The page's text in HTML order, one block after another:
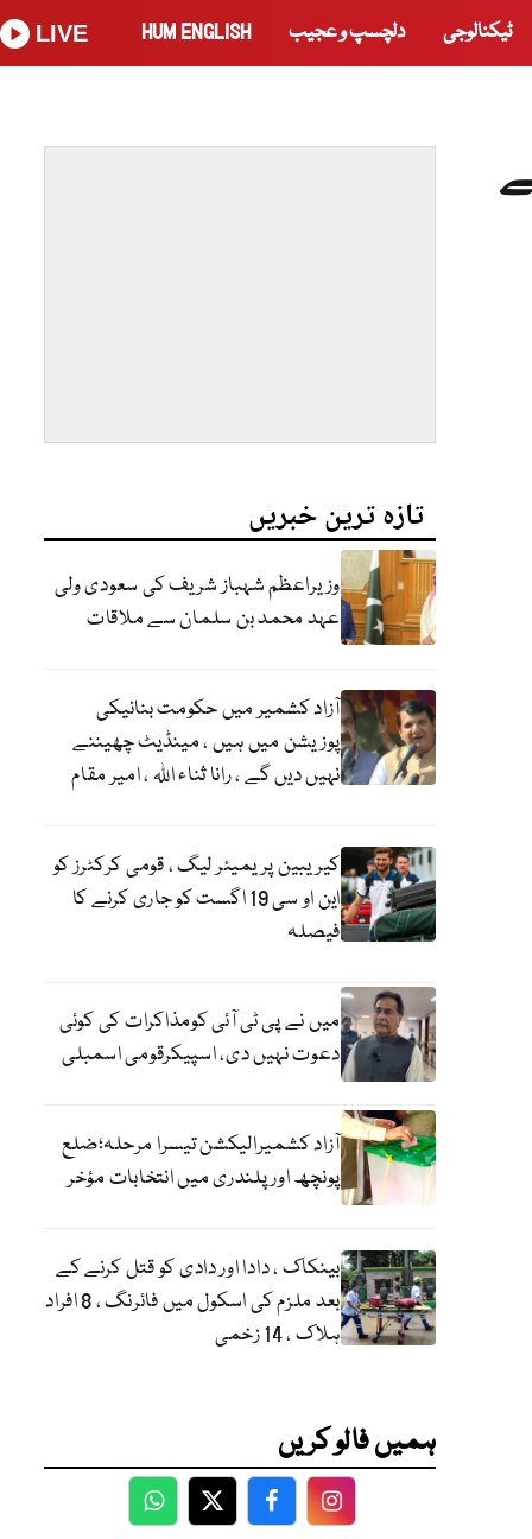
ٹیکنالوجی دلچسپ و عجیب HUM ENGLISH
LIVE
تازہ ترین خبریں
وزیراعظم شہباز شریف کی سعودی ولی
عہد محمد بن سلمان سے ملاقات
آزاد کشمیر میں حکومت بنانیکی
پوزیشن میں ہیں ، مینڈیٹ چھیننے
نہیں دیں گے ، رانا ثناء اللہ ، امیر مقام
کیریبین پریمیئر لیگ ، قومی کرکٹرز کو
این او سی 19 اگست کو جاری کرنے کا
فیصلہ
میں نے پی ٹی آئی کومذاکرات کی کوئی
دعوت نہیں دی، اسپیکرقومی اسمبلی
آزاد کشمیرالیکشن تیسرا مرحلہ؛ضلع
پونچھ اور پلندری میں انتخابات مؤخر
بینکاک ، دادا اور دادی کو قتل کرنے کے
بعد ملزم کی اسکول میں فائرنگ ، 8 افراد
ہلاک ، 14 زخمی
ہمیں فالو کریں
WhatsApp
TwitterFacebookFacebook